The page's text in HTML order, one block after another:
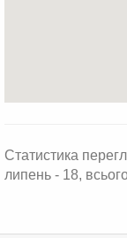
Статистика
липень - 18,